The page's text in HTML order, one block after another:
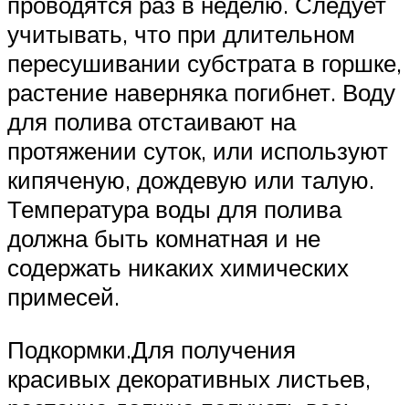
учитывать, что при длительном
пересушивании субстрата в горшке,
растение наверняка погибнет. Воду
для полива отстаивают на
протяжении суток, или используют
кипяченую, дождевую или талую.
Температура воды для полива
должна быть комнатная и не
содержать никаких химических
примесей.
Подкормки.Для получения
красивых декоративных листьев,